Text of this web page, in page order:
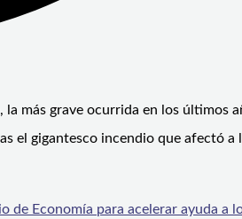
más grave ocurrida en los últimos
el gigantesco incendio que afectó a
de Economía para acelerar ayuda a